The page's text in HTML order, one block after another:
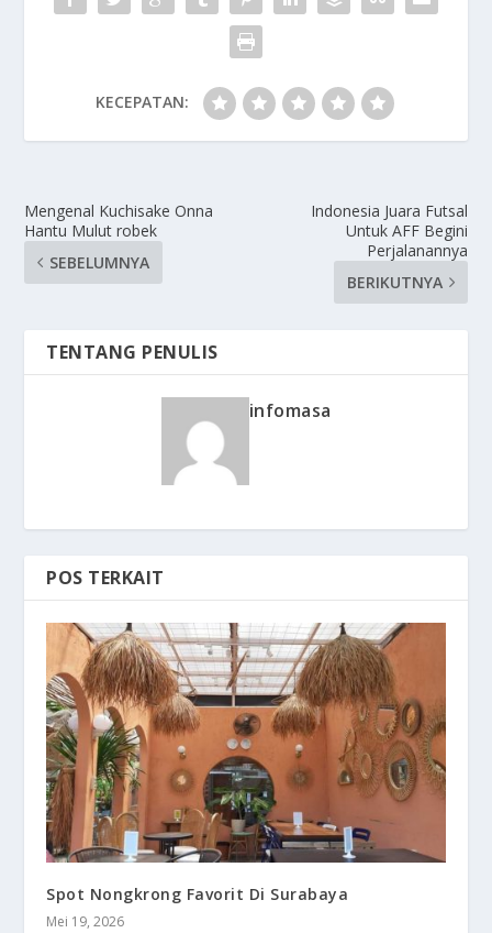
KECEPATAN:
Mengenal Kuchisake Onna
Hantu Mulut robek
SEBELUMNYA
Indonesia Juara Futsal
Untuk AFF Begini
Perjalanannya
BERIKUTNYA
TENTANG PENULIS
infomasa
POS TERKAIT
Spot Nongkrong Favorit Di Surabaya
Mei 19, 2026